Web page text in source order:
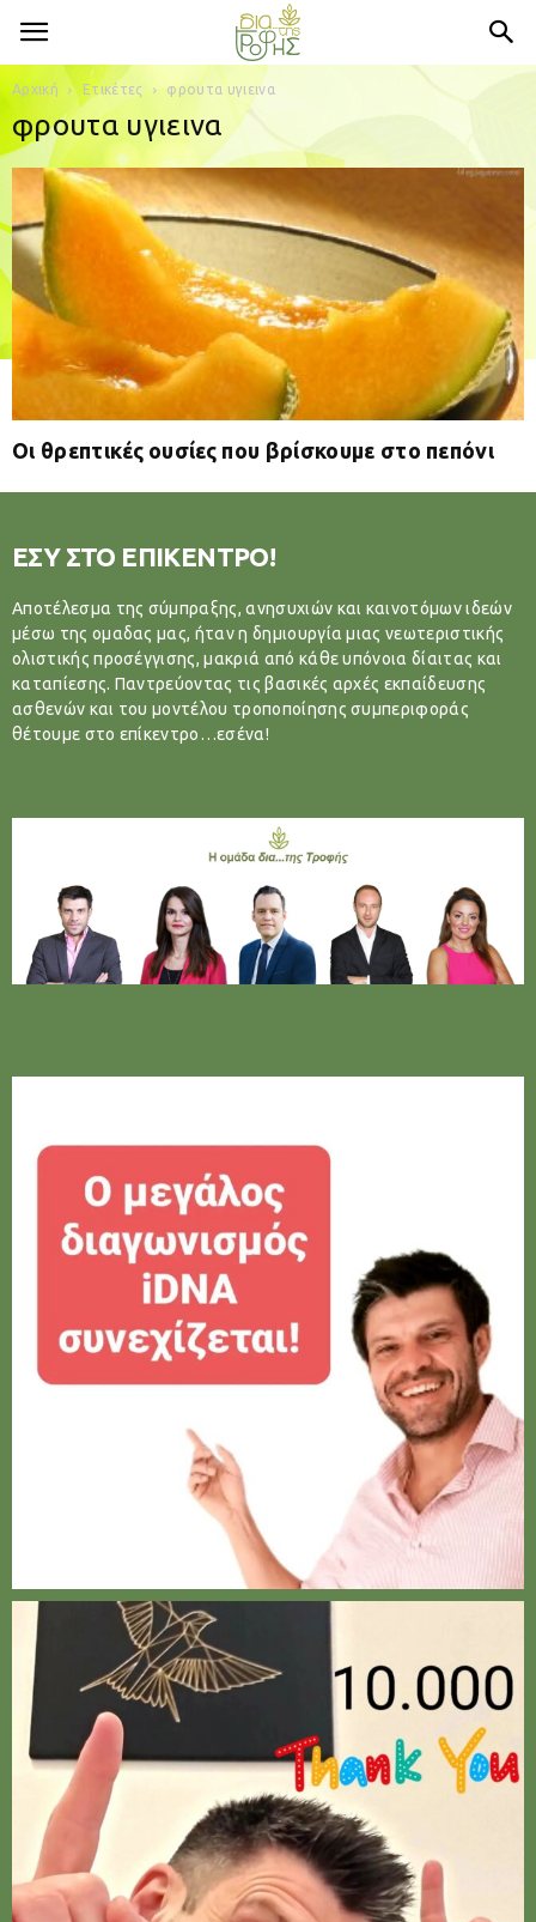
Αρχική Ετικέτες φρουτα υγιεινα
φρουτα υγιεινα
Οι θρεπτικές ουσίες που βρίσκουμε στο πεπόνι
ΕΣΥ ΣΤΟ ΕΠΙΚΕΝΤΡΟ!
Αποτέλεσμα της σύμπραξης, ανησυχιών και καινοτόμων ιδεών
μέσω της ομαδας μας, ήταν η δημιουργία μιας νεωτεριστικής
ολιστικής προσέγγισης, μακριά από κάθε υπόνοια δίαιτας και
καταπίεσης. Παντρεύοντας τις βασικές αρχές εκπαίδευσης
ασθενών και του μοντέλου τροποποίησης συμπεριφοράς
θέτουμε στο επίκεντρο…εσένα!